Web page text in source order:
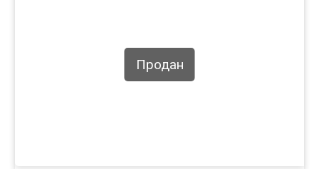
Продан